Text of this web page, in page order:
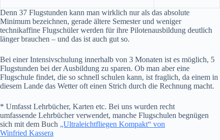
Denn 37 Flugstunden kann man wirklich nur als das absolute
Minimum bezeichnen, gerade ältere Semester und weniger
technikaffine Flugschüler werden für ihre Pilotenausbildung deutlich
länger brauchen – und das ist auch gut so.
Bei einer Intensivschulung innerhalb von 3 Monaten ist es möglich, 5
Flugstunden bei der Ausbildung zu sparen. Ob man aber eine
Flugschule findet, die so schnell schulen kann, ist fraglich, da einem in
diesem Lande das Wetter oft einen Strich durch die Rechnung macht.
* Umfasst Lehrbücher, Karten etc. Bei uns wurden recht
umfassende Lehrbücher verwendet, manche Flugschulen begnügen
sich mit dem Buch „Ultraleichtfliegen Kompakt“ von
Winfried Kassera